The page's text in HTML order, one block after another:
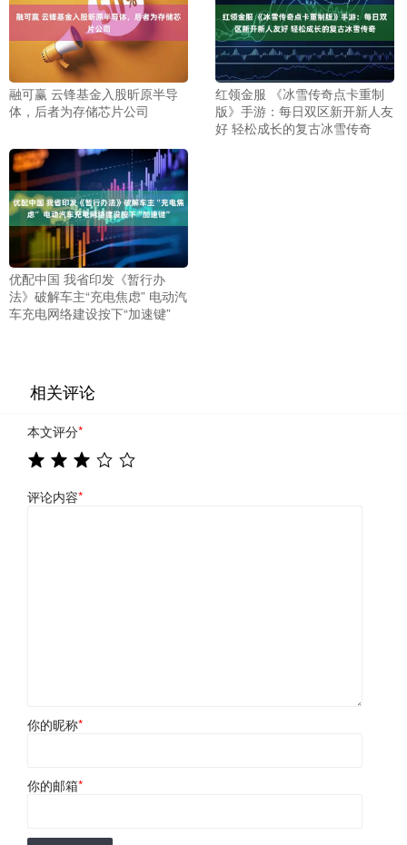
融可赢 云锋基金入股昕原半导
体，后者为存储芯片公司
红领金服 《冰雪传奇点卡重制
版》手游：每日双区新开新人友
好 轻松成长的复古冰雪传奇
优配中国 我省印发《暂行办
法》破解车主“充电焦虑” 电动汽
车充电网络建设按下“加速键”
相关评论
本文评分*
评论内容*
你的昵称*
你的邮箱*